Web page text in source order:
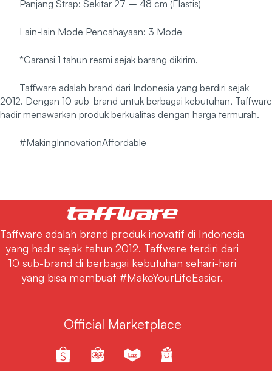
Panjang Strap: Sekitar 27 – 48 cm (Elastis)
Lain-lain Mode Pencahayaan: 3 Mode
*Garansi 1 tahun resmi sejak barang dikirim.
Taffware adalah brand dari Indonesia yang berdiri sejak
2012. Dengan 10 sub-brand untuk berbagai kebutuhan, Taffware
hadir menawarkan produk berkualitas dengan harga termurah.
#MakingInnovationAffordable
Taffware adalah brand produk inovatif di Indonesia
yang hadir sejak tahun 2012. Taffware terdiri dari
10 sub-brand di berbagai kebutuhan sehari-hari
yang bisa membuat #MakeYourLifeEasier.
Official Marketplace